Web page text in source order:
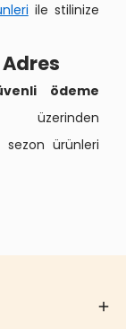
ile stilinize
ödeme
üzerinden
sezon ürünleri